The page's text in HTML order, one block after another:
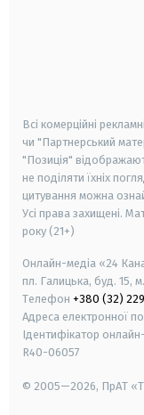
Всі комерційні
чи "Партнерський
"Позиція"
не поділяти їхніх
цитування можна
Усі права захищені.
року (21+)
Онлайн-медіа «24
пл. Галицька, буд. 15,
Телефон +380 (32)
Адреса електронної
Ідентифікатор
R40-06057
© 2005—2026, ПрАТ